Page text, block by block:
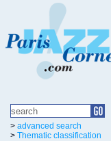
> advanced search
> Thematic classification